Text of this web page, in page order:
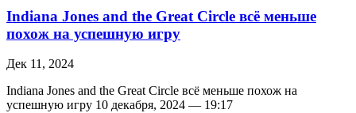
Indiana Jones and the Great Circle всё меньше
похож на успешную игру
Дек 11, 2024
Indiana Jones and the Great Circle всё меньше похож на
успешную игру 10 декабря, 2024 — 19:17